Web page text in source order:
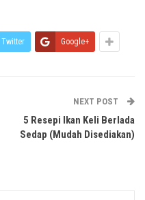
Twitter Google+
NEXT POST
5 Resepi Ikan Keli Berlada
Sedap (Mudah Disediakan)